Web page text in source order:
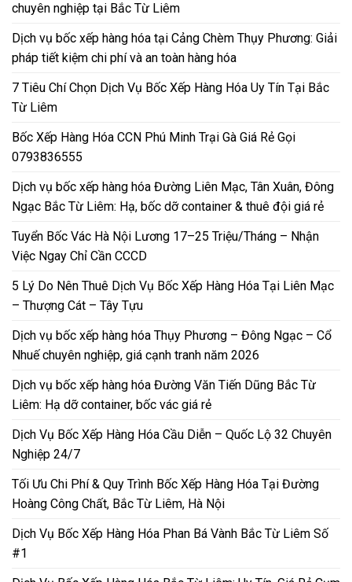
chuyên nghiệp tại Bắc Từ Liêm
Dịch vụ bốc xếp hàng hóa tại Cảng Chèm Thụy Phương: Giải
pháp tiết kiệm chi phí và an toàn hàng hóa
7 Tiêu Chí Chọn Dịch Vụ Bốc Xếp Hàng Hóa Uy Tín Tại Bắc
Từ Liêm
Bốc Xếp Hàng Hóa CCN Phú Minh Trại Gà Giá Rẻ Gọi
0793836555
Dịch vụ bốc xếp hàng hóa Đường Liên Mạc, Tân Xuân, Đông
Ngạc Bắc Từ Liêm: Hạ, bốc dỡ container & thuê đội giá rẻ
Tuyển Bốc Vác Hà Nội Lương 17–25 Triệu/Tháng – Nhận
Việc Ngay Chỉ Cần CCCD
5 Lý Do Nên Thuê Dịch Vụ Bốc Xếp Hàng Hóa Tại Liên Mạc
– Thượng Cát – Tây Tựu
Dịch vụ bốc xếp hàng hóa Thụy Phương – Đông Ngạc – Cổ
Nhuế chuyên nghiệp, giá cạnh tranh năm 2026
Dịch vụ bốc xếp hàng hóa Đường Văn Tiến Dũng Bắc Từ
Liêm: Hạ dỡ container, bốc vác giá rẻ
Dịch Vụ Bốc Xếp Hàng Hóa Cầu Diễn – Quốc Lộ 32 Chuyên
Nghiệp 24/7
Tối Ưu Chi Phí & Quy Trình Bốc Xếp Hàng Hóa Tại Đường
Hoàng Công Chất, Bắc Từ Liêm, Hà Nội
Dịch Vụ Bốc Xếp Hàng Hóa Phan Bá Vành Bắc Từ Liêm Số
#1